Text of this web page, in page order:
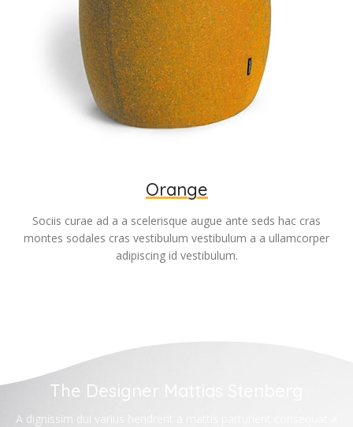
Orange
Sociis curae ad a a scelerisque augue ante seds hac cras
montes sodales cras vestibulum vestibulum a a ullamcorper
adipiscing id vestibulum.
The Designer Mattias Stenberg
A dignissim dui varius hendrerit a mattis parturient consequat a